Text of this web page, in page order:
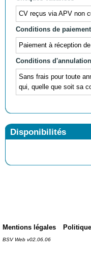
CV reçus via APV non
Conditions de paiement
Paiement à réception
Conditions d'annulation
Sans frais pour toute
qui, quelle que soit sa
Disponibilités
Mentions légales
BSV Web v02.06.06